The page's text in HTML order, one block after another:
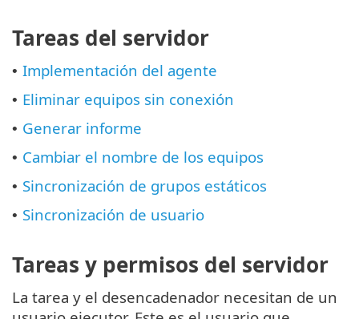
Tareas del servidor
• Implementación del agente
• Eliminar equipos sin conexión
• Generar informe
• Cambiar el nombre de los equipos
• Sincronización de grupos estáticos
• Sincronización de usuario
Tareas y permisos del servidor
La tarea y el desencadenador necesitan de un